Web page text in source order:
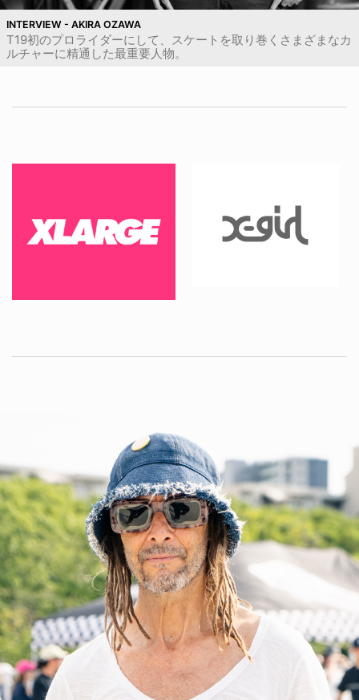
INTERVIEW - AKIRA OZAWA
T19初のプロライダーにして、スケートを取り巻くさまざまなカ
ルチャーに精通した最重要人物。